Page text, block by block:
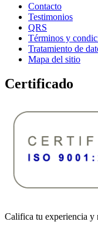
Contacto
Testimonios
QRS
Términos y
Tratamiento de
Mapa del sitio
Certificado
Califica tu experiencia y